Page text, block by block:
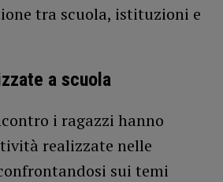
tra scuola, istituzioni e
a scuola
i ragazzi hanno
realizzate nelle
sui temi